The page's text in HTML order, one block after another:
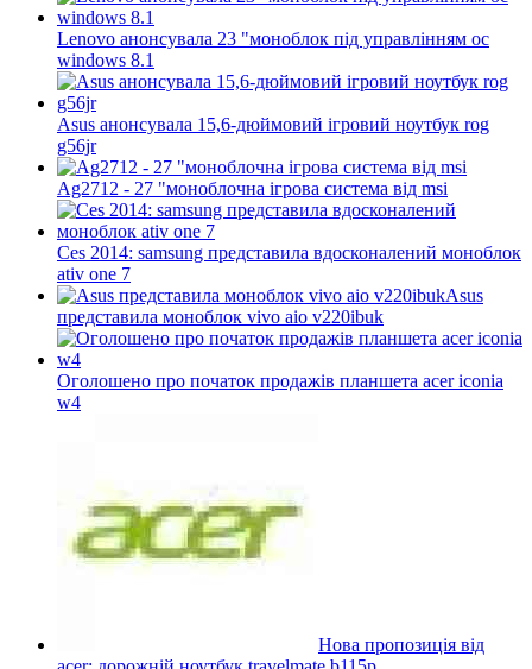
Lenovo анонсувала 23 "моноблок під управлінням ос
windows 8.1
Asus анонсувала 15,6-дюймовий ігровий ноутбук rog
g56jr
Ag2712 - 27 "моноблочна ігрова система від msi
Ces 2014: samsung представила вдосконалений моноблок
ativ one 7
Asus
представила моноблок vivo aio v220ibuk
Оголошено про початок продажів планшета acer iconia
w4
Нова пропозиція від